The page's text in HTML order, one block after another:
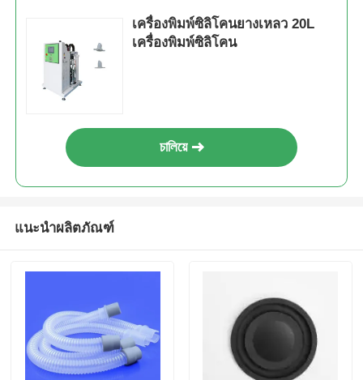
เครื่องพิมพ์ซิลิโคนยางเหลว 20L
เครื่องพิมพ์ซิลิโคน
চালিয়ে
แนะนำผลิตภัณฑ์